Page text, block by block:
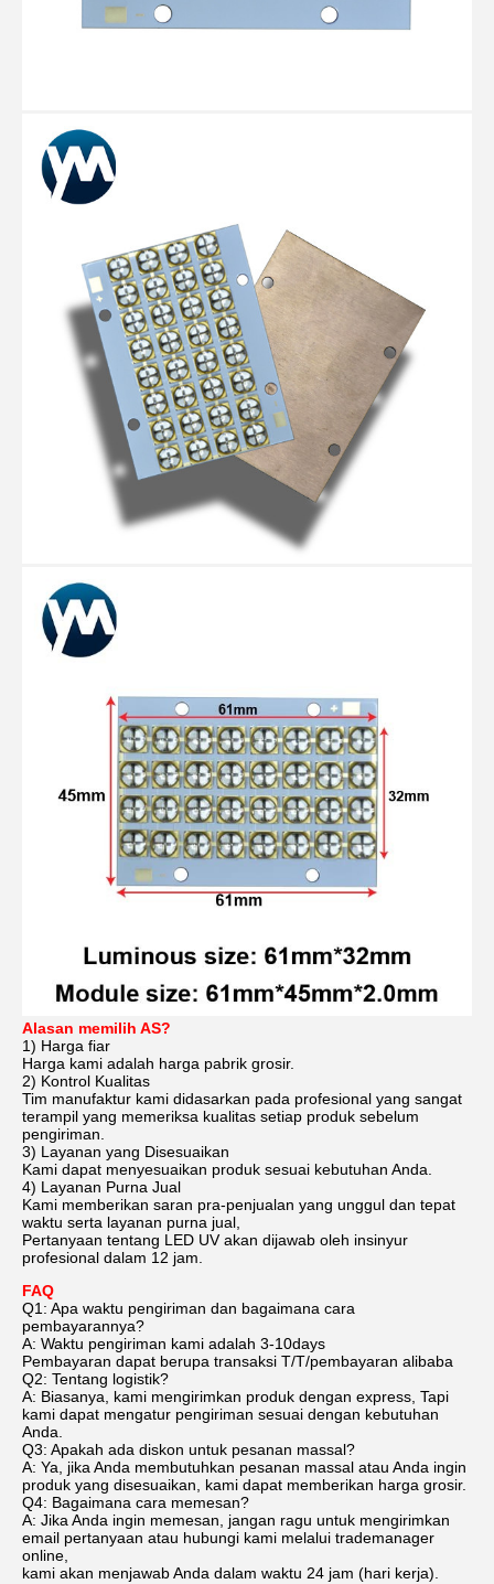
Alasan memilih AS?
1) Harga fiar
Harga kami adalah harga pabrik grosir.
2) Kontrol Kualitas
Tim manufaktur kami didasarkan pada profesional yang sangat
terampil yang memeriksa kualitas setiap produk sebelum
pengiriman.
3) Layanan yang Disesuaikan
Kami dapat menyesuaikan produk sesuai kebutuhan Anda.
4) Layanan Purna Jual
Kami memberikan saran pra-penjualan yang unggul dan tepat
waktu serta layanan purna jual,
Pertanyaan tentang LED UV akan dijawab oleh insinyur
profesional dalam 12 jam.
FAQ
Q1: Apa waktu pengiriman dan bagaimana cara
pembayarannya?
A: Waktu pengiriman kami adalah 3-10days
Pembayaran dapat berupa transaksi T/T/pembayaran alibaba
Q2: Tentang logistik?
A: Biasanya, kami mengirimkan produk dengan express, Tapi
kami dapat mengatur pengiriman sesuai dengan kebutuhan
Anda.
Q3: Apakah ada diskon untuk pesanan massal?
A: Ya, jika Anda membutuhkan pesanan massal atau Anda ingin
produk yang disesuaikan, kami dapat memberikan harga grosir.
Q4: Bagaimana cara memesan?
A: Jika Anda ingin memesan, jangan ragu untuk mengirimkan
email pertanyaan atau hubungi kami melalui trademanager
online,
kami akan menjawab Anda dalam waktu 24 jam (hari kerja).